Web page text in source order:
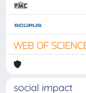
social impact